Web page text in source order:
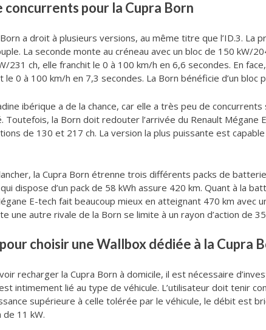
concurrents pour la Cupra Born
a droit à plusieurs versions, au même titre que l’ID.3.
La seconde monte au créneau avec un bloc de 150 kW/
231 ch, elle franchit le 0 à 100 km/h en 6,6 secondes. En
le 0 à 100 km/h en 7,3 secondes. La Born bénéficie d’un
ibérique a de la chance, car elle a très peu de
Toutefois, la Born doit redouter l’arrivée du Renault
de 130 et 217 ch. La version la plus puissante est
la Cupra Born étrenne trois différents packs de
dispose d’un pack de 58 kWh assure 420 km. Quant à la
E-tech fait beaucoup mieux en atteignant 470 km avec
une autre rivale de la Born se limite à un rayon d’action de
choisir une Wallbox dédiée à la Cupra
recharger la Cupra Born à domicile, il est nécessaire
intimement lié au type de véhicule. L’utilisateur doit tenir
supérieure à celle tolérée par le véhicule, le débit est
de 11 kW.